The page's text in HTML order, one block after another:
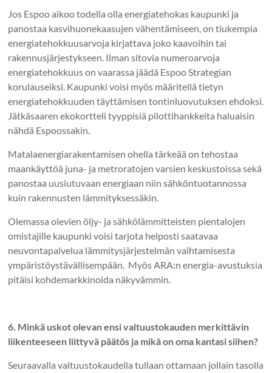
Jos Espoo aikoo todella olla energiatehokas kaupunki ja
panostaa kasvihuonekaasujen vähentämiseen, on tiukempia
energiatehokkuusarvoja kirjattava joko kaavoihin tai
rakennusjärjestykseen. Ilman sitovia numeroarvoja
energiatehokkuus on vaarassa jäädä Espoo Strategian
korulauseiksi. Kaupunki voisi myös määritellä tietyn
energiatehokkuuden täyttämisen tontinluovutuksen ehdoksi.
Jätkäsaaren ekokortteli tyyppisiä pilottihankkeita haluaisin
nähdä Espoossakin.
Matalaenergiarakentamisen ohella tärkeää on tehostaa
maankäyttöä juna- ja metroratojen varsien keskustoissa sekä
panostaa uusiutuvaan energiaan niin sähköntuotannossa
kuin rakennusten lämmityksessäkin.
Olemassa olevien öljy- ja sähkölämmitteisten pientalojen
omistajille kaupunki voisi tarjota helposti saatavaa
neuvontapalvelua lämmitysjärjestelmän vaihtamisesta
ympäristöystävällisempään. Myös ARA:n energia-avustuksia
pitäisi kohdemarkkinoida näkyvämmin.
6. Minkä uskot olevan ensi valtuustokauden merkittävin
liikenteeseen liittyvä päätös ja mikä on oma kantasi siihen?
Seuraavalla valtuustokaudella tullaan ottamaan jollain tasolla